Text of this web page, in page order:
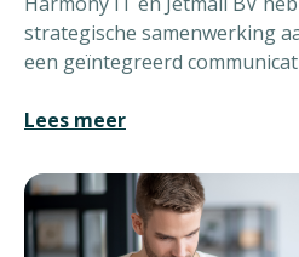
strategische samenwerking
een geïntegreerd
Lees meer